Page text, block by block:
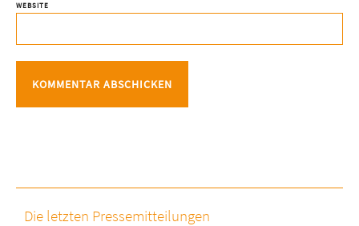
WEBSITE
Die letzten Pressemitteilungen